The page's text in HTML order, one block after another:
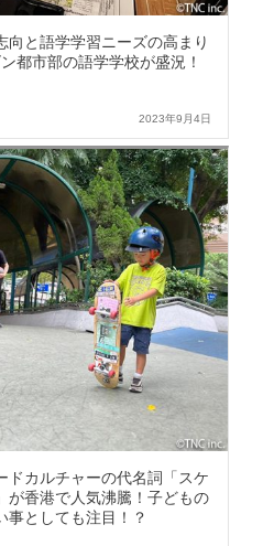
向と語学学習ニーズの高まり
都市部の語学学校が盛況！
2023年9月4日
ドカルチャーの代名詞「スケ
が香港で人気沸騰！子どもの
事としても注目！？